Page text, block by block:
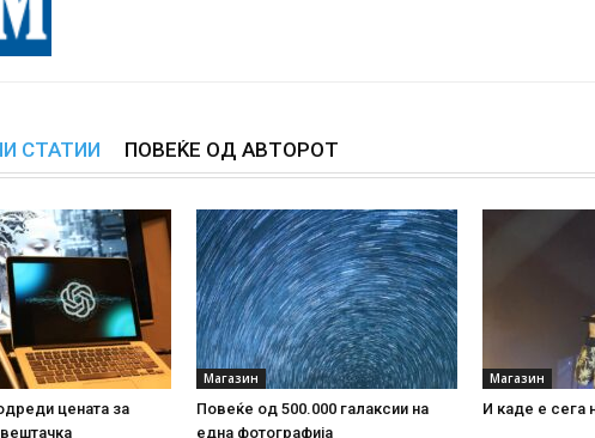
СТАТИИ ПОВЕЌЕ ОД АВТОРОТ
цената за
Магазин
Повеќе од 500.000 галаксии на
една фотографија
Магазин
И каде е сега